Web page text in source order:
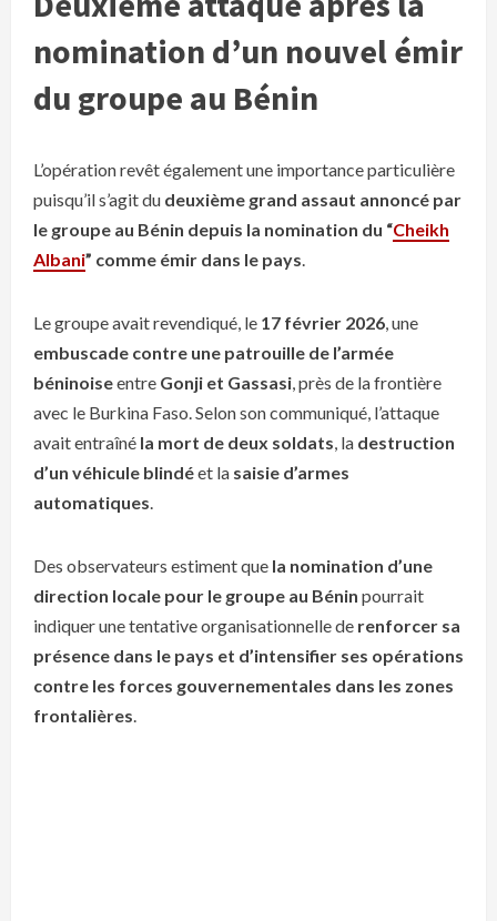
nomination d’un nouvel émir
du groupe au Bénin
L’opération revêt également une importance particulière
puisqu’il s’agit du deuxième grand assaut annoncé par
le groupe au Bénin depuis la nomination du “Cheikh
Albani” comme émir dans le pays.
Le groupe avait revendiqué, le 17 février 2026, une
embuscade contre une patrouille de l’armée
béninoiseentre Gonji et Gassasi, près de la frontière
avec le Burkina Faso. Selon son communiqué, l’attaque
avait entraîné la mort de deux soldats, la destruction
d’un véhicule blindéet la saisie d’armes
automatiques.
Des observateurs estiment que la nomination d’une
direction locale pour le groupe au Bénin pourrait
indiquer une tentative organisationnelle de renforcer sa
présence dans le pays et d’intensifier ses opérations
contre les forces gouvernementales dans les zones
frontalières.